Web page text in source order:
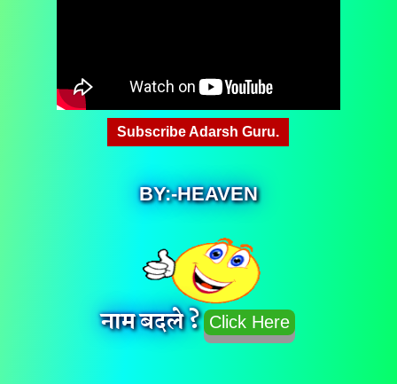
Subscribe Adarsh Guru.
BY:-HEAVEN
नाम बदले ? Click Here